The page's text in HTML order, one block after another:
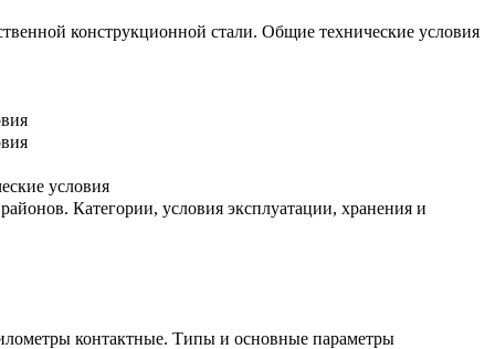
конструкционной стали. Общие технические условия
условия
Категории, условия эксплуатации, хранения и
контактные. Типы и основные параметры